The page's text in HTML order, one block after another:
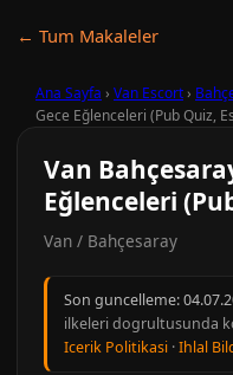
← Tum Makaleler
Ana Sayfa › Van Escort›
Gece Eğlenceleri (Pub Quiz,
Van
Eğlenceleri
Van / Bahçesaray
Son guncelleme:
ilkeleri dogrultusunda
Icerik Politikasi ·Ihlal